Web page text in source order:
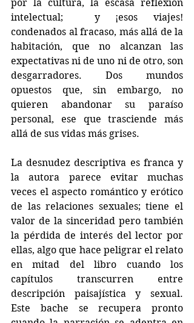
por la cultura, la escasa reflexión
intelectual;  y ¡esos viajes!
condenados al fracaso, más allá de la
habitación, que no alcanzan las
expectativas ni de uno ni de otro, son
desgarradores. Dos mundos
opuestos que, sin embargo, no
quieren abandonar su paraíso
personal, ese que trasciende más
allá de sus vidas más grises.
La desnudez descriptiva es franca y
la autora parece evitar muchas
veces el aspecto romántico y erótico
de las relaciones sexuales; tiene el
valor de la sinceridad pero también
la pérdida de interés del lector por
ellas, algo que hace peligrar el relato
en mitad del libro cuando los
capítulos transcurren entre
descripción paisajística y sexual.
Este bache se recupera pronto